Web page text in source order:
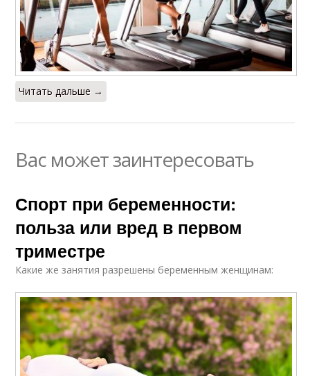
Читать дальше →
Вас может заинтересовать
Спорт при беременности:
польза или вред в первом
триместре
Какие же занятия разрешены беременным женщинам: